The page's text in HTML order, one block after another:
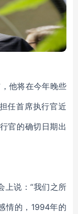
他将在今年晚些
担任首席执行官近
官的确切日期出
上说： “我们之所
情的，1994年的